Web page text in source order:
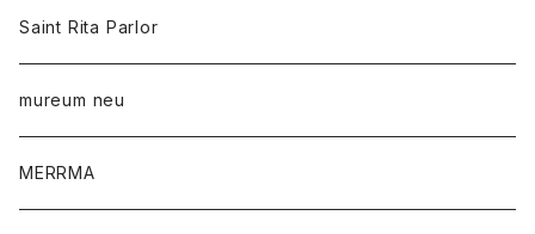
Saint Rita Parlor
mureum neu
MERRMA